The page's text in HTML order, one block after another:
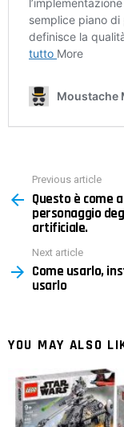
more
Previous article
Questo è come
personaggio
artificiale.
Next article
Come usarlo,
usarlo
YOU MAY ALSO